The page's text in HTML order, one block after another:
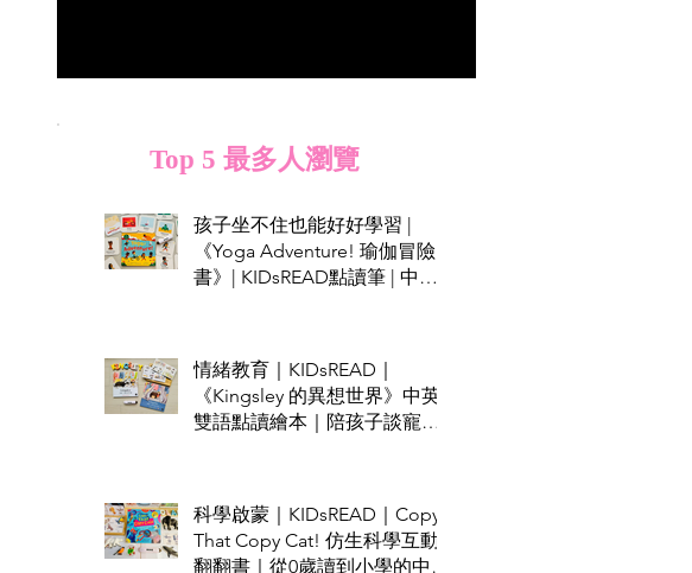
Top 5 最多人瀏覽
孩子坐不住也能好好學習 |
《Yoga Adventure! 瑜伽冒險
書》| KIDsREAD點讀筆 | 中英
情緒教育｜KIDsREAD｜
《Kingsley 的異想世界》中英
雙語點讀繪本｜陪孩子談寵物
科學啟蒙｜KIDsREAD｜Copy
That Copy Cat! 仿生科學互動
翻翻書｜從0歲讀到小學的中英